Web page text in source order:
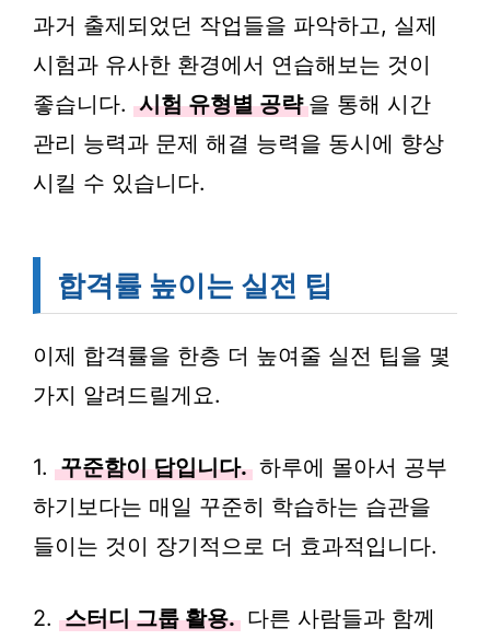
과거 출제되었던 작업들을 파악하고, 실제
시험과 유사한 환경에서 연습해보는 것이
좋습니다. 시험 유형별 공략 을 통해 시간
관리 능력과 문제 해결 능력을 동시에 향상
시킬 수 있습니다.
합격률 높이는 실전 팁
이제 합격률을 한층 더 높여줄 실전 팁을 몇
가지 알려드릴게요.
1. 꾸준함이 답입니다. 하루에 몰아서 공부
하기보다는 매일 꾸준히 학습하는 습관을
들이는 것이 장기적으로 더 효과적입니다.
2. 스터디 그룹 활용. 다른 사람들과 함께